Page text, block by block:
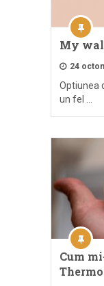
My
24
Optiunea
un fel …
Cum